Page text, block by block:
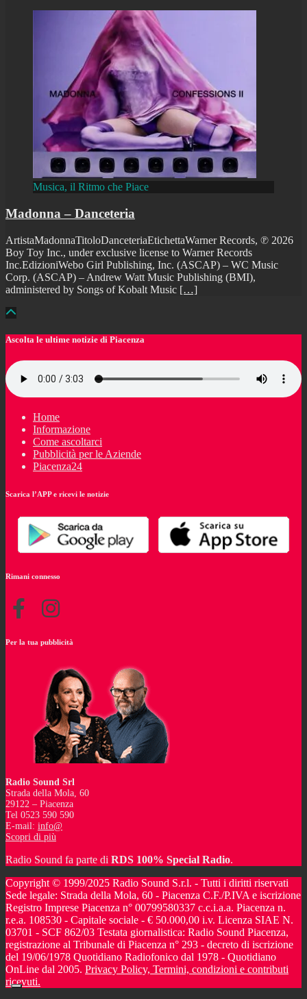
Musica, il Ritmo che Piace
Madonna – Danceteria
ArtistaMadonnaTitoloDanceteriaEtichettaWarner Records, ℗ 2026
Boy Toy Inc., under exclusive license to Warner Records
Inc.EdizioniWebo Girl Publishing, Inc. (ASCAP) – WC Music
Corp. (ASCAP) – Andrew Watt Music Publishing (BMI),
administered by Songs of Kobalt Music […]
Ascolta le ultime notizie di Piacenza
Home
Informazione
Come ascoltarci
Pubblicità per le Aziende
Piacenza24
Scarica l’APP e ricevi le notizie
Rimani connesso
Per la tua pubblicità
Radio Sound Srl
Strada della Mola, 60
29122 – Piacenza
Tel 0523 590 590
E-mail: info@
Scopri di più
Radio Sound fa parte di RDS 100% Special Radio.
Copyright © 1999/2025 Radio Sound S.r.l. - Tutti i diritti riservati
Sede legale: Strada della Mola, 60 - Piacenza C.F./P.IVA e iscrizione
Registro Imprese Piacenza n° 00799580337 c.c.i.a.a. Piacenza n.
r.e.a. 108530 - Capitale sociale - € 50.000,00 i.v. Licenza SIAE N.
03701 - SCF 862/03 Testata giornalistica: Radio Sound Piacenza,
registrazione al Tribunale di Piacenza n° 293 - decreto di iscrizione
del 19/06/1978 Quotidiano Radiofonico dal 1978 - Quotidiano
OnLine dal 2005. Privacy Policy, Termini, condizioni e contributi
ricevuti.